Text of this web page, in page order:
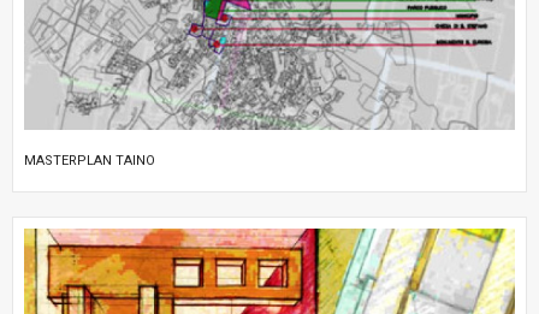
MASTERPLAN TAINO